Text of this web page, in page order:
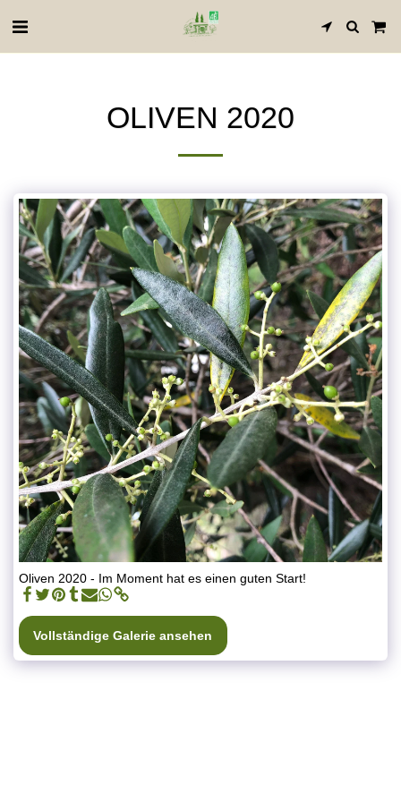
OLIVEN 2020
Oliven 2020 - Im Moment hat es einen guten Start!
Vollständige Galerie ansehen